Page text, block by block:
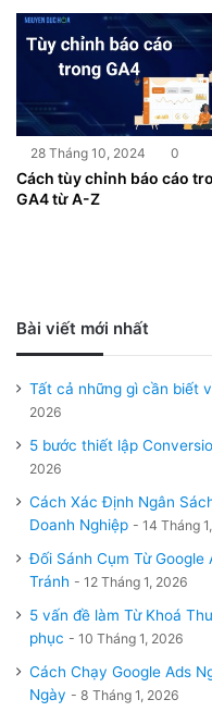
28 Tháng 10, 2024 0
Cách tùy chỉnh báo cáo
GA4 từ A-Z
Bài viết mới nhất
Tất cả những gì cần biết
2026
5 bước thiết lập
2026
Cách Xác Định Ngân
Doanh Nghiệp
14 Tháng
Đối Sánh Cụm Từ Google
Tránh
12 Tháng 1, 2026
5 vấn đề làm Từ Khoá
phục
10 Tháng 1, 2026
Cách Chạy Google Ads
Ngày
8 Tháng 1, 2026